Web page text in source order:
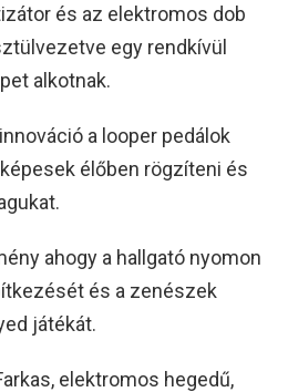
és az elektromos dob
egy rendkívül
alkotnak.
a looper pedálok
élőben rögzíteni és
ahogy a hallgató nyomon
és a zenészek
játékát.
elektromos hegedű,